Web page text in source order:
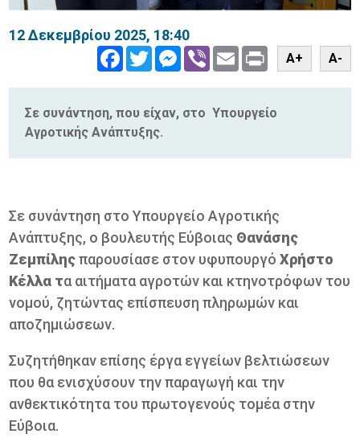
12 Δεκεμβρίου 2025, 18:40
FacebookTwitterMessenger
Viber Email PrintA+ A-
Σε συνάντηση, που είχαν, στο Υπουργείο
Αγροτικής Ανάπτυξης.
Σε συνάντηση στο Υπουργείο Αγροτικής
Ανάπτυξης, ο βουλευτής Εύβοιας Θανάσης
Ζεμπίληςπαρουσίασε στον υφυπουργό Χρήστο
Κέλλα τα αιτήματα αγροτών και κτηνοτρόφων του
νομού, ζητώντας επίσπευση πληρωμών και
αποζημιώσεων.
Συζητήθηκαν επίσης έργα εγγείων βελτιώσεων
που θα ενισχύσουν την παραγωγή και την
ανθεκτικότητα του πρωτογενούς τομέα στην
Εύβοια.